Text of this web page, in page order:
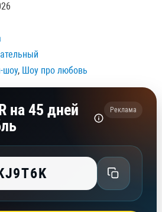
шоу, Шоу про любовь
на 45 дней
Реклама